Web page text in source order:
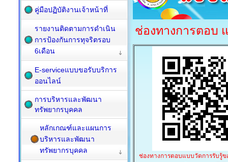
ช่องทางการตอบ
ช่องทางการตอบแบบวัดการรับรู้
คู่มือปฏิบัติงานเจ้าหน้าที่
รายงานติดตามการดำเนิน
การป้องกันการทุจริตรอบ
6เดือน
E-serviceแบบขอรับบริการ
ออนไลน์
การบริหารและพัฒนา
ทรัพยากรบุคคล
หลักเกณฑ์และแผนการ
บริหารและพัฒนา
ทรัพยากรบุคคล